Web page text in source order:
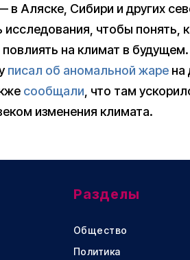
в Аляске, Сибири и других
чтобы понять,
на климат в будущем.
писал об аномальной жаре на
сообщали, что там
изменения климата.
Разделы
Общество
Политика